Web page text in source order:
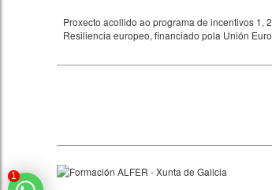
Proxecto acollido ao programa de incentivos 1,
Resiliencia europeo, financiado pola Unión
1